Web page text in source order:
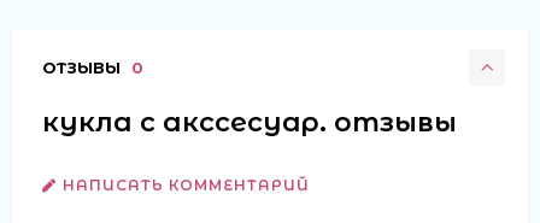
ОТЗЫВЫ 0
кукла с акссесуар. отзывы
НАПИСАТЬ КОММЕНТАРИЙ